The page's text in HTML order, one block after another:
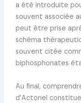
a été introduite
souvent associée
peut être prise
schéma
souvent citée
biphosphonates
Au final,
d’Actonel